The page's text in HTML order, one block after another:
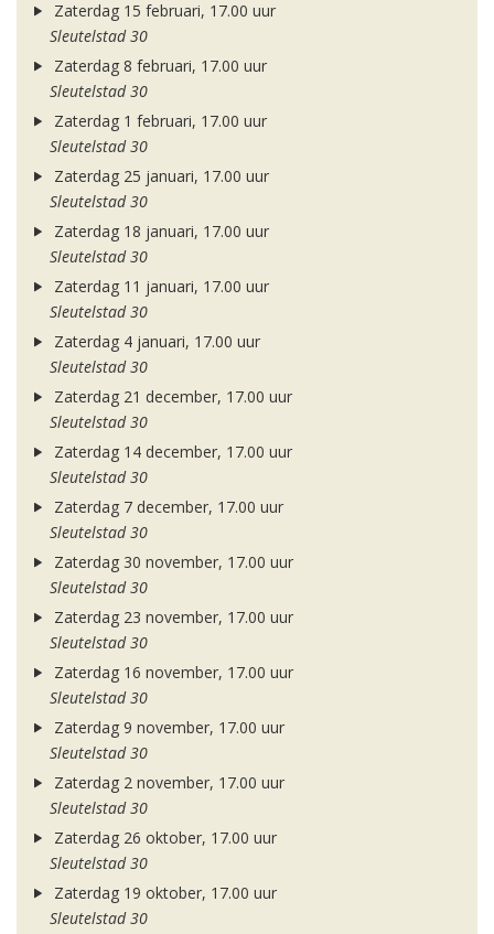
Zaterdag 15 februari, 17.00 uur
Sleutelstad 30
Zaterdag 8 februari, 17.00 uur
Sleutelstad 30
Zaterdag 1 februari, 17.00 uur
Sleutelstad 30
Zaterdag 25 januari, 17.00 uur
Sleutelstad 30
Zaterdag 18 januari, 17.00 uur
Sleutelstad 30
Zaterdag 11 januari, 17.00 uur
Sleutelstad 30
Zaterdag 4 januari, 17.00 uur
Sleutelstad 30
Zaterdag 21 december, 17.00 uur
Sleutelstad 30
Zaterdag 14 december, 17.00 uur
Sleutelstad 30
Zaterdag 7 december, 17.00 uur
Sleutelstad 30
Zaterdag 30 november, 17.00 uur
Sleutelstad 30
Zaterdag 23 november, 17.00 uur
Sleutelstad 30
Zaterdag 16 november, 17.00 uur
Sleutelstad 30
Zaterdag 9 november, 17.00 uur
Sleutelstad 30
Zaterdag 2 november, 17.00 uur
Sleutelstad 30
Zaterdag 26 oktober, 17.00 uur
Sleutelstad 30
Zaterdag 19 oktober, 17.00 uur
Sleutelstad 30